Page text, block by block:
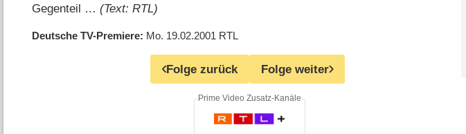
Gegenteil …(Text: RTL)
Deutsche TV-Premiere Mo. 19.02.2001 RTL
Folge zurück Folge weiter
Prime Video Zusatz-Kanäle